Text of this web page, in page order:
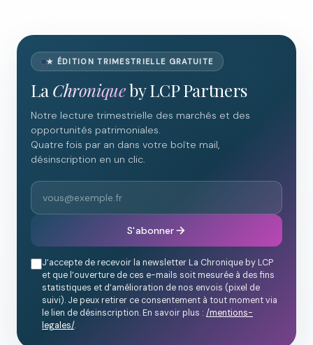
★ ÉDITION TRIMESTRIELLE GRATUITE
La Chroniqueby LCP Partners
Notre lecture trimestrielle des marchés et des
opportunités patrimoniales.
Quatre fois par an dans votre boîte mail,
désinscription en un clic.
S'abonner
J’accepte de recevoir la newsletter La Chronique by LCP
et que l’ouverture de ces e-mails soit mesurée à des fins
statistiques et d’amélioration de nos envois (pixel de
suivi). Je peux retirer ce consentement à tout moment via
le lien de désinscription. En savoir plus : /mentions-
legales/.